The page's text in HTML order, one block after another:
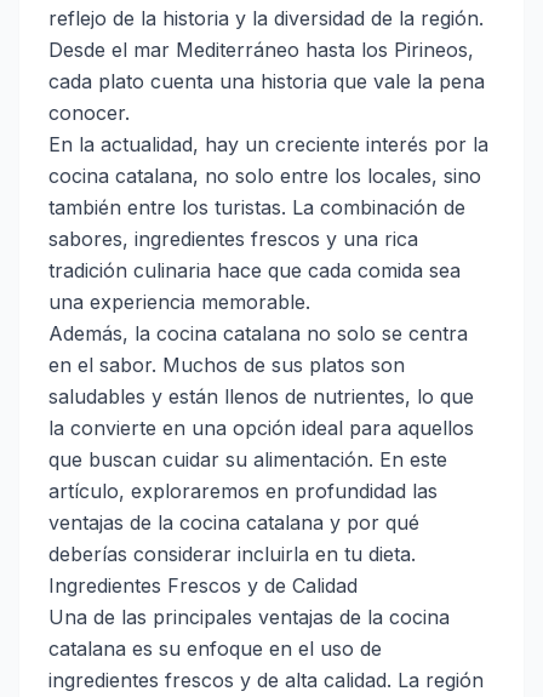
reflejo de la historia y la diversidad de la región.
Desde el mar Mediterráneo hasta los Pirineos,
cada plato cuenta una historia que vale la pena
conocer.
En la actualidad, hay un creciente interés por la
cocina catalana, no solo entre los locales, sino
también entre los turistas. La combinación de
sabores, ingredientes frescos y una rica
tradición culinaria hace que cada comida sea
una experiencia memorable.
Además, la cocina catalana no solo se centra
en el sabor. Muchos de sus platos son
saludables y están llenos de nutrientes, lo que
la convierte en una opción ideal para aquellos
que buscan cuidar su alimentación. En este
artículo, exploraremos en profundidad las
ventajas de la cocina catalana y por qué
deberías considerar incluirla en tu dieta.
Ingredientes Frescos y de Calidad
Una de las principales ventajas de la cocina
catalana es su enfoque en el uso de
ingredientes frescos y de alta calidad. La región